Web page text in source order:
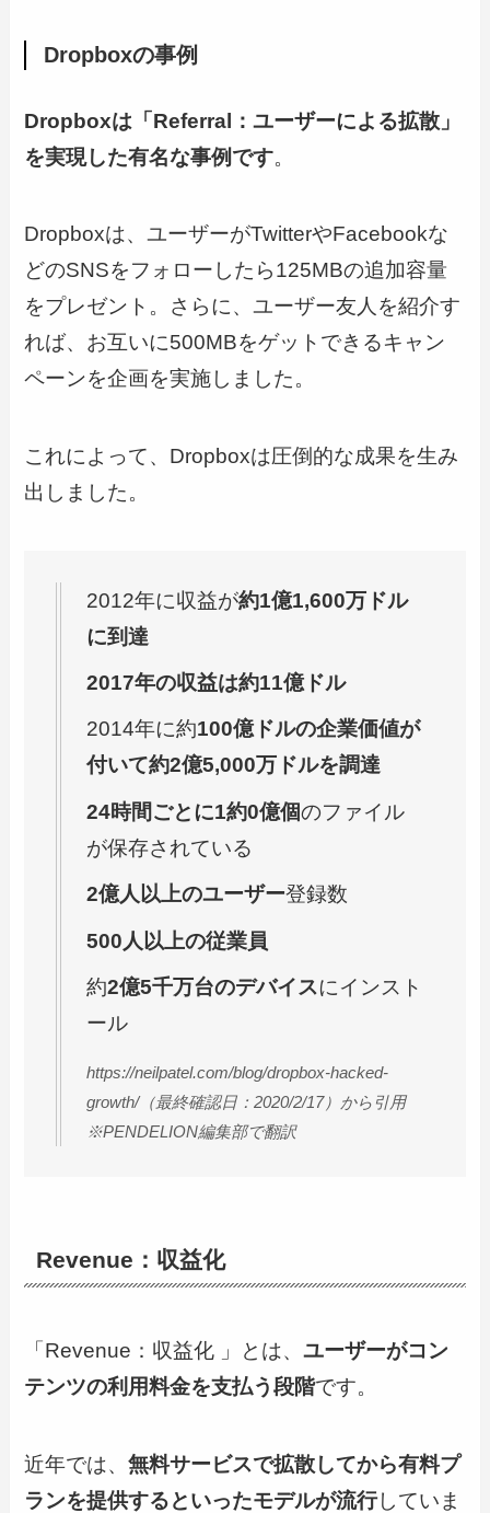
Dropboxの事例
Dropboxは「Referral：ユーザーによる拡散」
を実現した有名な事例です。
Dropboxは、ユーザーがTwitterやFacebookな
どのSNSをフォローしたら125MBの追加容量
をプレゼント。さらに、ユーザー友人を紹介す
れば、お互いに500MBをゲットできるキャン
ペーンを企画を実施しました。
これによって、Dropboxは圧倒的な成果を生み
出しました。
2012年に収益が約1億1,600万ドル
に到達
2017年の収益は約11億ドル
2014年に約100億ドルの企業価値が
付いて約2億5,000万ドルを調達
24時間ごとに1約0億個のファイル
が保存されている
2億人以上のユーザー登録数
500人以上の従業員
約2億5千万台のデバイスにインスト
ール
https://neilpatel.com/blog/dropbox-hacked-
growth/（最終確認日：2020/2/17）から引用
※PENDELION編集部で翻訳
Revenue：収益化
「Revenue：収益化 」とは、ユーザーがコン
テンツの利用料金を支払う段階です。
近年では、無料サービスで拡散してから有料プ
ランを提供するといったモデルが流行していま